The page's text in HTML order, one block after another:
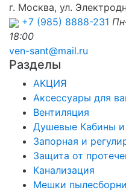
г. Москва, ул.
+7 (985) 8888-231
18:00
ven-sant@mail.ru
Разделы
АКЦИЯ
Аксессуары для
Вентиляция
Душевые Кабины
Запорная и
Защита от
Канализация
Мешки